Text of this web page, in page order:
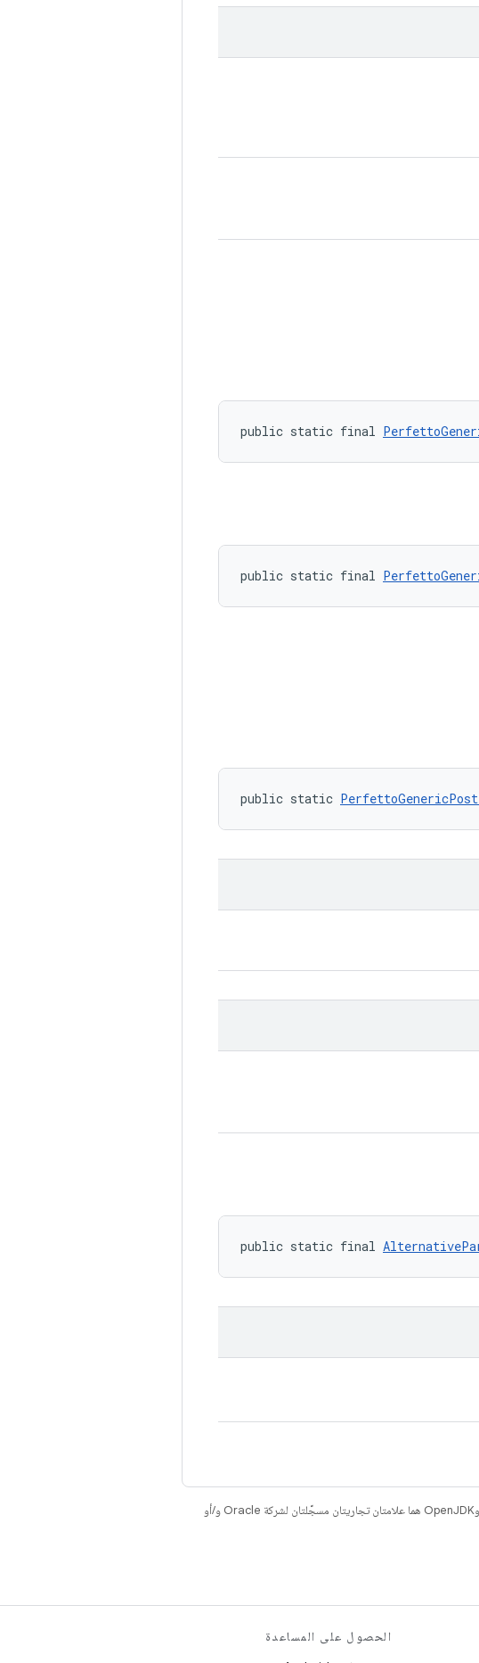
public static final
public static final
public static
public static final
. إنّ Java وOpenJDK هما علامتان تجاريتان مسجَّلتان لشركة Oracle و/أو
الحصول على المساعدة